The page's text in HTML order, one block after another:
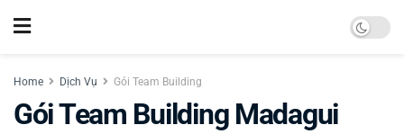
Home Dịch Vụ Gói Team Building
Gói Team Building Madagui